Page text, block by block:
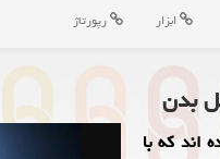
ابزار رپورتاژ
اند که با